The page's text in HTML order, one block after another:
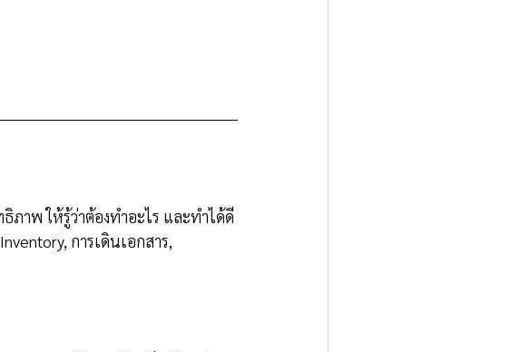
ภาพ ให้รู้ว่าต้องทำอะไร และทำได้ดี
การเดินเอกสาร,